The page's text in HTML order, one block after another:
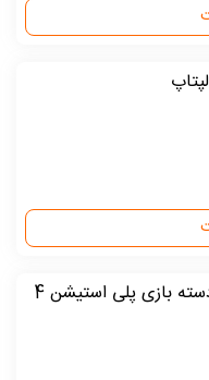
بازی پلی استیشن 4